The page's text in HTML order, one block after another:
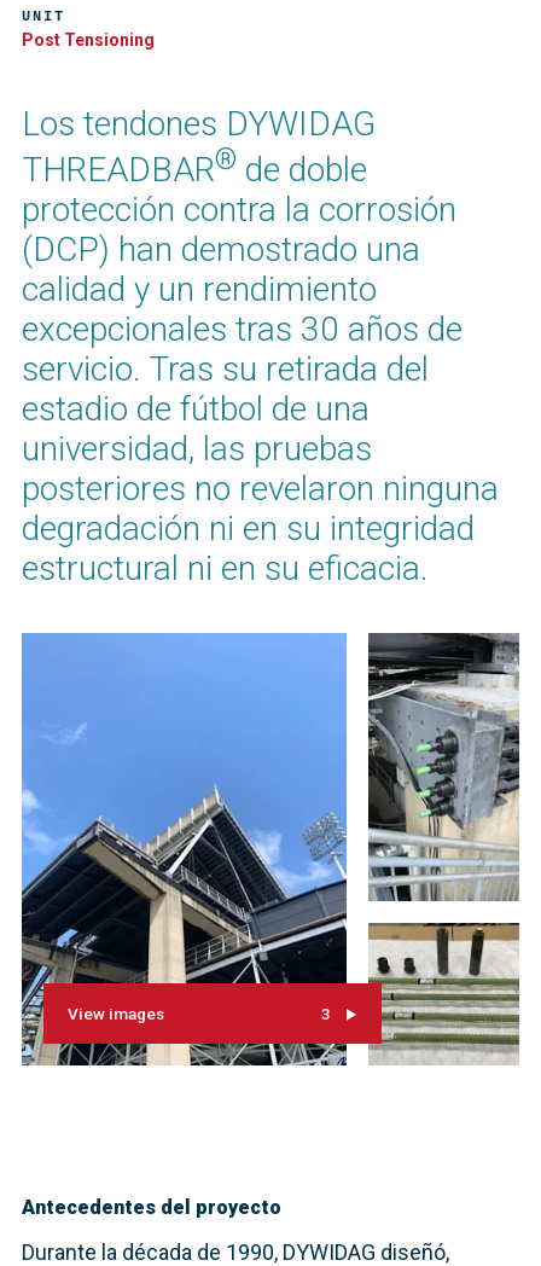
Los tendones DYWIDAG
THREADBAR® de doble
protección contra la corrosión
(DCP) han demostrado una
calidad y un rendimiento
excepcionales tras 30 años de
servicio. Tras su retirada del
estadio de fútbol de una
universidad, las pruebas
posteriores no revelaron ninguna
degradación ni en su integridad
estructural ni en su eficacia.
View images 3
Antecedentes del proyecto
Durante la década de 1990, DYWIDAG diseñó,
UNIT
Post Tensioning